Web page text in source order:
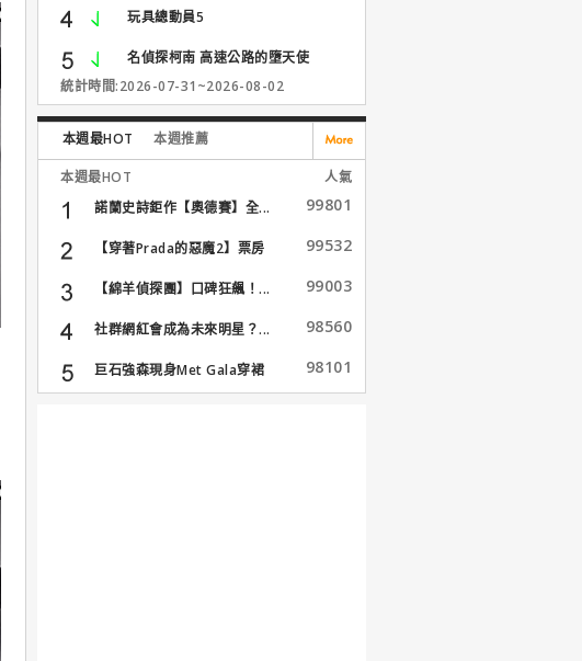
玩具總動員5
名偵探柯南 高速公路的墮天使
統計時間:2026-07-31~2026-08-02
本週最HOT 本週推薦
本週最HOT
人氣
諾蘭史詩鉅作【奧德賽】全...
99801
【穿著Prada的惡魔2】票房
99532
【綿羊偵探團】口碑狂飆！... 99003
社群網紅會成為未來明星？... 98560
巨石強森現身Met Gala穿裙
子...
98101